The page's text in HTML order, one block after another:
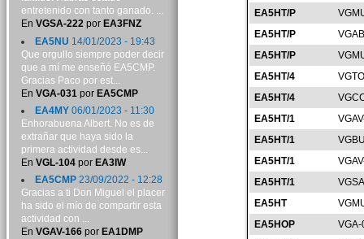
EA5HT/P
EA5HT/P
EA5HT/P
EA5HT/4
EA5HT/4
EA5HT/1
EA5HT/1
EA5HT/1
EA5HT/1
EA5HT
EA5HOP
entretenido con tanto ganado. ...
En VGSA-222por EA3FNZ
EA5NU 14/01/2023 - 19:43
Que orgullo siempre poder decir
que a mí me enseñó EA5CMP.
Gracias Paco por est...
En VGA-031 por EA5CMP
EA4MY06/01/2023 - 11:30
Enhorabuena Albert. No es de
extrañar que haya sido la
primera actividad desde es...
En VGL-104por EA3IW
EA5CMP23/09/2022 - 12:28
Gracias a ti Don Miguel el placer
ha sido el mío de compartir esta
actividad con ...
En VGAV-166por EA1DMP